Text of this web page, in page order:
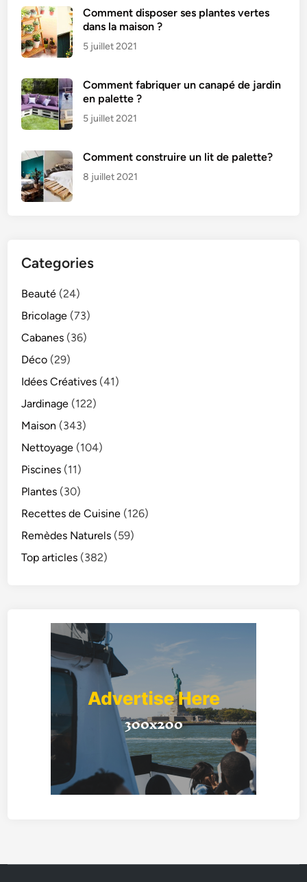
Comment disposer ses plantes vertes
dans la maison ?
5 juillet 2021
Comment fabriquer un canapé de jardin
en palette ?
5 juillet 2021
Comment construire un lit de palette?
8 juillet 2021
Categories
Beauté (24)
Bricolage (73)
Cabanes (36)
Déco (29)
Idées Créatives (41)
Jardinage (122)
Maison (343)
Nettoyage (104)
Piscines (11)
Plantes (30)
Recettes de Cuisine (126)
Remèdes Naturels (59)
Top articles (382)